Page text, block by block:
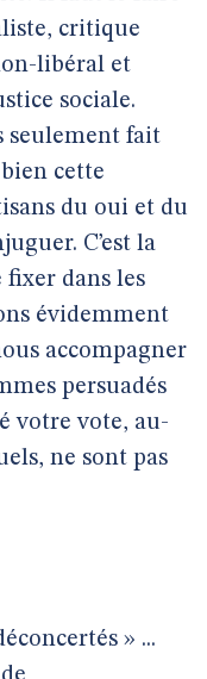
critique
libéral et
sociale.
seulement fait
cette
du oui et du
C’est la
fixer dans les
évidemment
accompagner
persuadés
votre vote, au-
ne sont pas
» ...